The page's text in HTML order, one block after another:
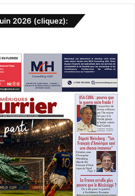
dans cette
de Trump dans
s’était traduite par
sans précédent
des médias
d’accréditer
fin de Trump » sur la
sondages. Il n’en a
tout : dès la mi-
The Donald » était
2026 (cliquez):